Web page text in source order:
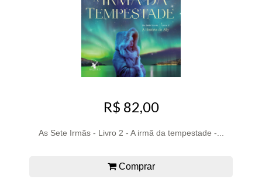
R$ 82,00
As Sete Irmãs - Livro 2 - A irmã da tempestade -...
Comprar